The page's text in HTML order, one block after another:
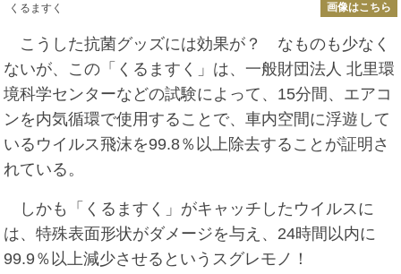
くるますく 画像はこちら
こうした抗菌グッズには効果が？ なものも少なく
ないが、この「くるますく」は、一般財団法人 北里環
境科学センターなどの試験によって、15分間、エアコ
ンを内気循環で使用することで、車内空間に浮遊して
いるウイルス飛沫を99.8％以上除去することが証明さ
れている。
しかも「くるますく」がキャッチしたウイルスに
は、特殊表面形状がダメージを与え、24時間以内に
99.9％以上減少させるというスグレモノ！